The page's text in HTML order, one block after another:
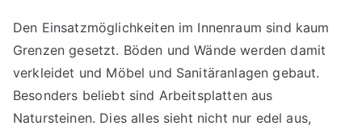
Den Einsatzmöglichkeiten im Innenraum sind kaum
Grenzen gesetzt. Böden und Wände werden damit
verkleidet und Möbel und Sanitäranlagen gebaut.
Besonders beliebt sind Arbeitsplatten aus
Natursteinen. Dies alles sieht nicht nur edel aus,